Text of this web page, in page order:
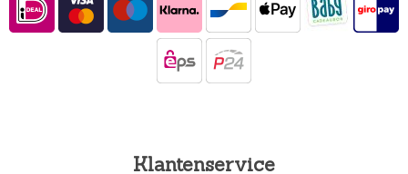
Klantenservice